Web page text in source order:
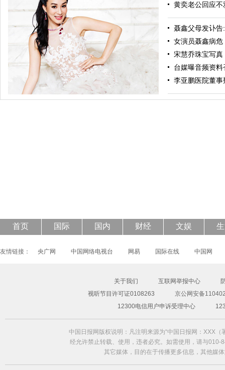
纯粹瞿颖最美新四十 光影年华如书侧听世间风雨
黄奕老公回应
聂鑫父母发讣
女演员聂鑫病
宋慧乔珠宝写
台媒曝音频资
李亚鹏医院董
首页 国际 国内 财经 文娱
友情链接： 央广网 中国网络电视台 网易 国际在线 中国网
关于我们 互联网举报中心
视听节目许可证0108263
京公网安备
12300电信用户申诉受理中心
中国日报网版权说明：凡注明来源为“中国日报网：XXX
经允许禁止转载、使用，违者必究。如需使用，请与010-
其它媒体，目的在于传播更多信息，其他媒